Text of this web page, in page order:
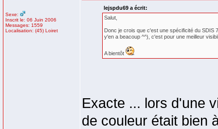
Sexe:
Inscrit le: 06 Juin 2006
Messages: 1559
Localisation: (45) Loiret
lejspdu69 a écrit:
Salut,
Donc je crois que c'est une spécificité du SDIS
y'en a beacoup ^^), c'est pour une meilleur
A bientôt
Exacte ... lors d'une
de couleur était bien